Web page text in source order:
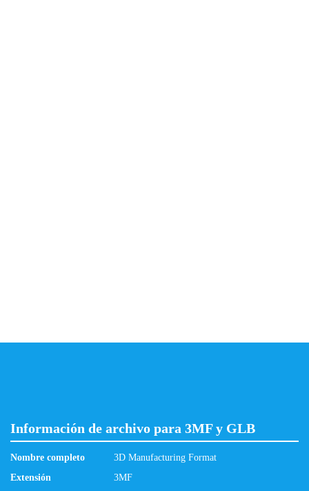
Información de archivo para 3MF y GLB
Nombre completo
3D Manufacturing Format
Extensión
3MF